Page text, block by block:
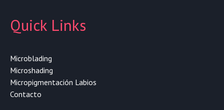
Quick Links
Microblading
Microshading
Micropigmentación Labios
Contacto